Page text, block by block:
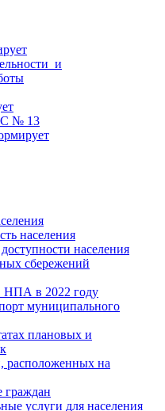
и
№ 13
населения
населения
сбережений
НПА в 2022 году
муниципального
плановых и
расположенных на
граждан
услуги для населения